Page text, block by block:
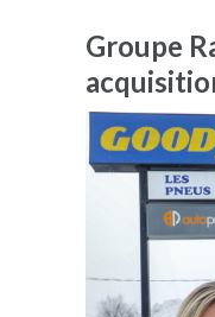
Groupe